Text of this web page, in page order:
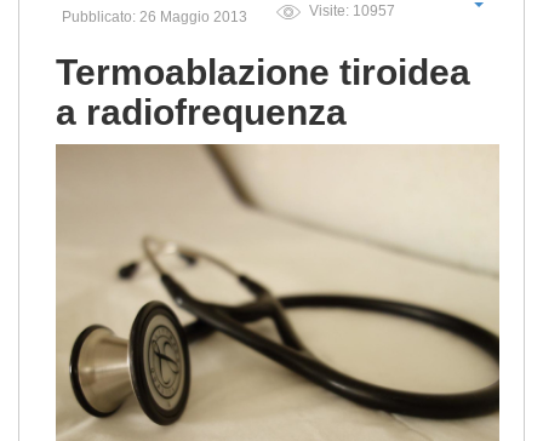
Pubblicato: 26 Maggio 2013 Visite: 10957
Termoablazione tiroidea
a radiofrequenza